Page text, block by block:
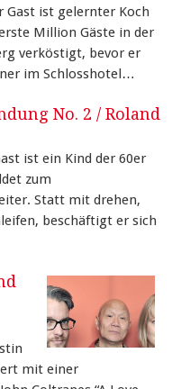
Gast ist gelernter Koch
Million Gäste in der
verköstigt, bevor er
im Schlosshotel…
No. 2 / Roland
ist ein Kind der 60er
zum
Statt mit drehen,
beschäftigt er sich
mit einer